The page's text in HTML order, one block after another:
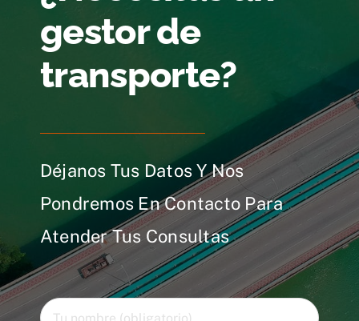
gestor de
transporte?
Déjanos Tus Datos Y Nos
Pondremos En Contacto Para
Atender Tus Consultas